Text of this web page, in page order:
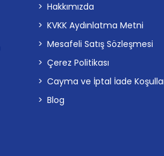
Hakkımızda
KVKK Aydınlatma Metni
Mesafeli Satış Sözleşmesi
Çerez Politikası
Cayma ve İptal İade
Blog